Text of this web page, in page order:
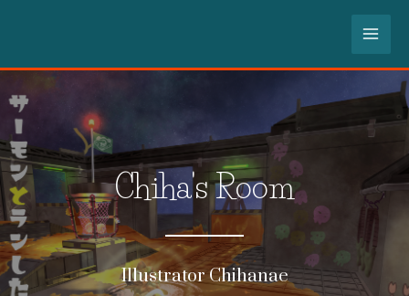
ス
キ
Chiha's Room
Illustrator Chihanae